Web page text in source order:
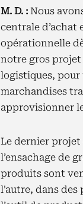
M. D. : Nous
centrale d’achat
opérationnelle
notre gros projet
logistiques, pour
marchandises
approvisionner
Le dernier projet
l’ensachage de
produits sont
l'autre, dans des